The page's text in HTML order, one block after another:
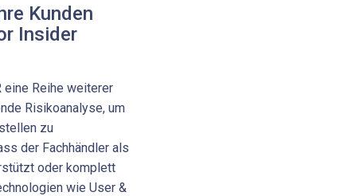
Kunden
Insider
eine Reihe weiterer
Risikoanalyse, um
zu
der Fachhändler als
oder komplett
wie User &